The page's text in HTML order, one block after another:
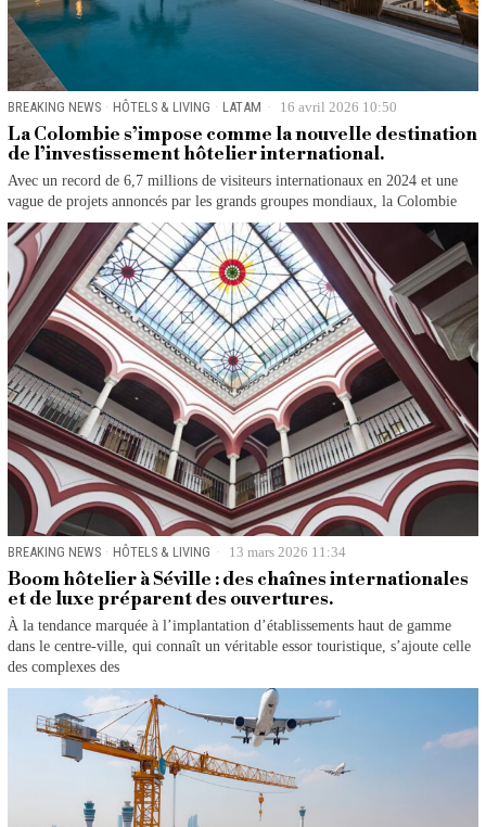
BREAKING NEWS · HÔTELS & LIVING · LATAM 16 avril 2026 10:50
La Colombie s’impose comme la nouvelle destination
de l’investissement hôtelier international.
Avec un record de 6,7 millions de visiteurs internationaux en 2024 et une
vague de projets annoncés par les grands groupes mondiaux, la Colombie
BREAKING NEWS · HÔTELS & LIVING 13 mars 2026 11:34
Boom hôtelier à Séville : des chaînes internationales
et de luxe préparent des ouvertures.
À la tendance marquée à l’implantation d’établissements haut de gamme
dans le centre-ville, qui connaît un véritable essor touristique, s’ajoute celle
des complexes des